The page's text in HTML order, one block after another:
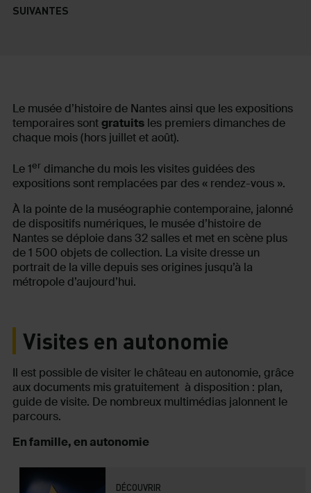
SUIVANTES
Le musée d’histoire de Nantes ainsi que les expositions
temporaires sontgratuitsles premiers dimanches de
chaque mois (hors juillet et août).
Le 1erdimanche du mois les visites guidées des
expositions sont remplacées par des « rendez-vous ».
À la pointe de la muséographie contemporaine, jalonné
de dispositifs numériques, le musée d’histoire de
Nantes se déploie dans 32 salles et met en scène plus
de 1 500 objets de collection. La visite dresse un
portrait de la ville depuis ses origines jusqu’à la
métropole d’aujourd’hui.
Visites en autonomie
Il est possible de visiter le château en autonomie, grâce
aux documents mis gratuitement à disposition : plan,
guide de visite. De nombreux multimédias jalonnent le
parcours.
En famille, en autonomie
DÉCOUVRIR